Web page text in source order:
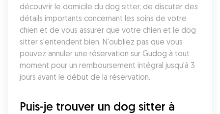
découvrir le domicile du dog sitter, de discuter des
détails importants concernant les soins de votre
chien et de vous assurer que votre chien et le dog
sitter s'entendent bien. N'oubliez pas que vous
pouvez annuler une réservation sur Gudog à tout
moment pour un remboursement intégral jusqu'à 3
jours avant le début de la réservation.
Puis-je trouver un dog sitter à